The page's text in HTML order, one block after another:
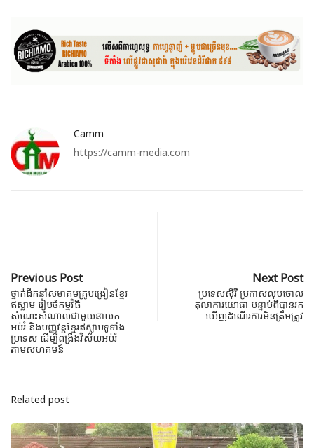
Camm
https://camm-media.com
Previous Post
ថ្នាក់ដឹកនាំសមាគមគ្រូបង្រៀនខ្មែរ
ឥស្លាម រៀបចំកម្មវិធី
សំណេះសំណាលជាមួយនាយក
អប់រំ និងបញ្ញវន្តខ្មែរឥស្លាមទូទាំង
ប្រទេស ដើម្បីពង្រឹងវិស័យអប់រំ
តាមសហគមន៍
Next Post
ប្រទេសស៊ីរី ប្រកាសលុបចោល
តុលាការយោធា បន្ទាប់ពីបានរក
ឃើញដំណើរការមិនត្រឹមត្រូវ
Related post